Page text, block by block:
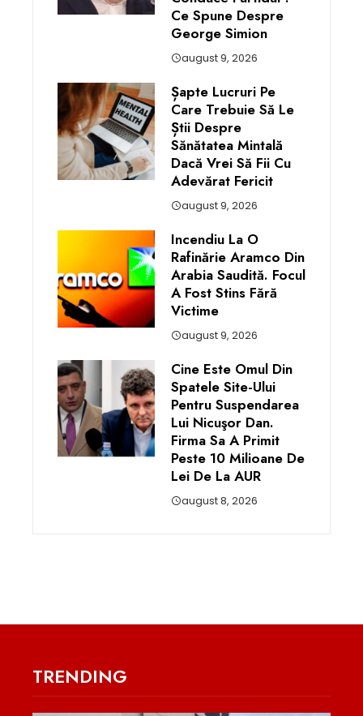
Ce Spune Despre
George Simion
august 9, 2026
Șapte Lucruri Pe
Care Trebuie Să Le
Știi Despre
Sănătatea Mintală
Dacă Vrei Să Fii Cu
Adevărat Fericit
august 9, 2026
Incendiu La O
Rafinărie Aramco Din
Arabia Saudită. Focul
A Fost Stins Fără
Victime
august 9, 2026
Cine Este Omul Din
Spatele Site-Ului
Pentru Suspendarea
Lui Nicuşor Dan.
Firma Sa A Primit
Peste 10 Milioane De
Lei De La AUR
august 8, 2026
TRENDING